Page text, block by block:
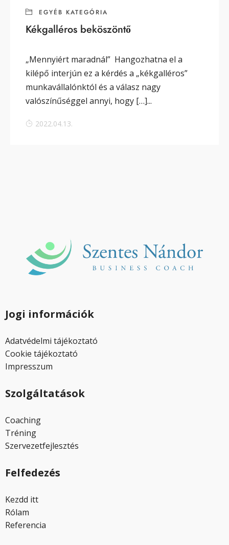
EGYÉB KATEGÓRIA
Kékgalléros beköszöntő
„Mennyiért maradnál” Hangozhatna el a
kilépő interjún ez a kérdés a „kékgalléros”
munkavállalónktól és a válasz nagy
valószínűséggel annyi, hogy […]...
2022.04.13.
Jogi információk
Adatvédelmi tájékoztató
Cookie tájékoztató
Impresszum
Szolgáltatások
Coaching
Tréning
Szervezetfejlesztés
Felfedezés
Kezdd itt
Rólam
Referencia